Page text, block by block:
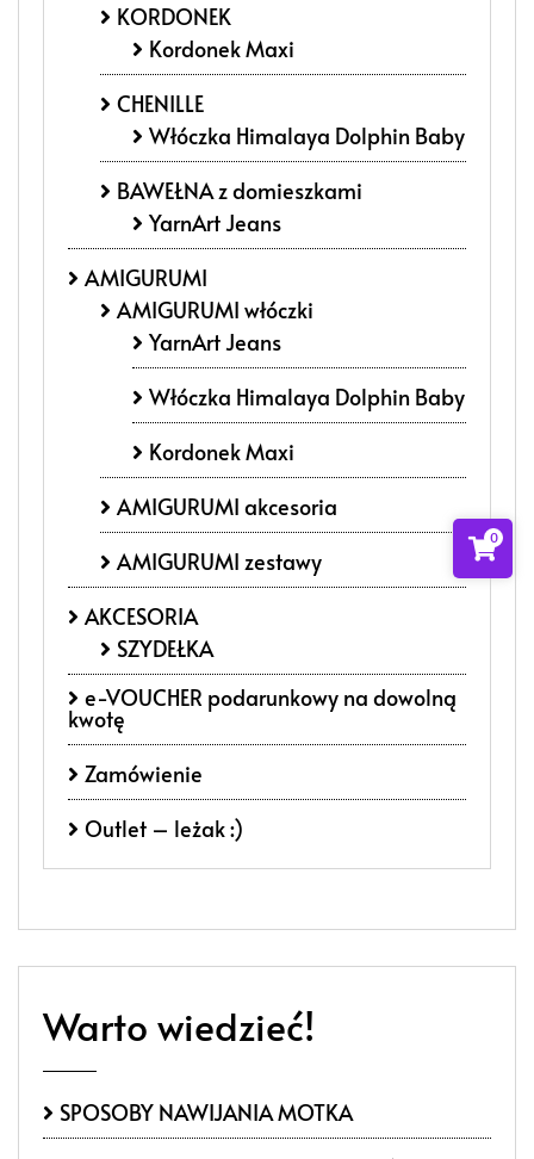
KORDONEK
Kordonek Maxi
CHENILLE
Włóczka Himalaya Dolphin Baby
BAWEŁNA z domieszkami
YarnArt Jeans
AMIGURUMI
AMIGURUMI włóczki
YarnArt Jeans
Włóczka Himalaya Dolphin Baby
Kordonek Maxi
AMIGURUMI akcesoria
AMIGURUMI zestawy
AKCESORIA
SZYDEŁKA
e-VOUCHER podarunkowy na dowolną
kwotę
Zamówienie
Outlet – leżak :)
Warto wiedzieć!
SPOSOBY NAWIJANIA MOTKA
0